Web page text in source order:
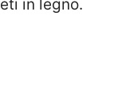
in legno.